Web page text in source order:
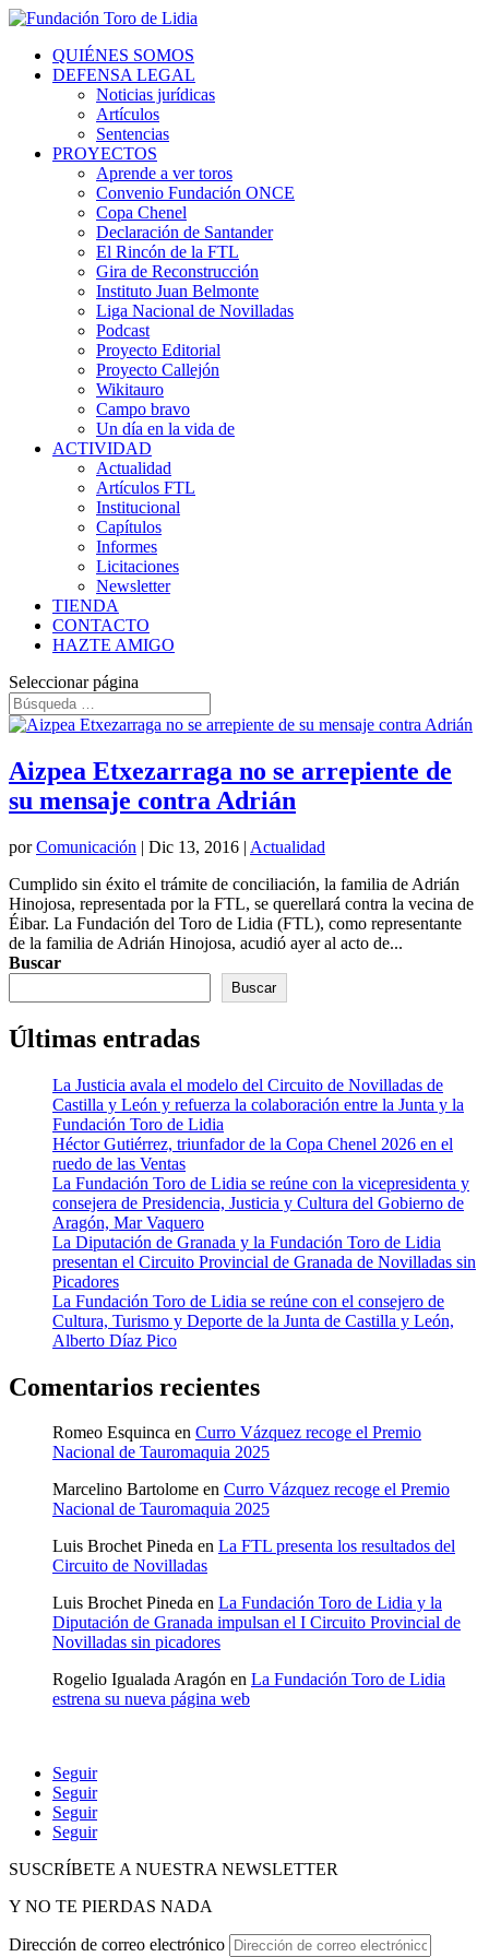
QUIÉNES SOMOS
DEFENSA LEGAL
Noticias jurídicas
Artículos
Sentencias
PROYECTOS
Aprende a ver toros
Convenio Fundación ONCE
Copa Chenel
Declaración de Santander
El Rincón de la FTL
Gira de Reconstrucción
Instituto Juan Belmonte
Liga Nacional de Novilladas
Podcast
Proyecto Editorial
Proyecto Callejón
Wikitauro
Campo bravo
Un día en la vida de
ACTIVIDAD
Actualidad
Artículos FTL
Institucional
Capítulos
Informes
Licitaciones
Newsletter
TIENDA
CONTACTO
HAZTE AMIGO
Seleccionar página
Aizpea Etxezarraga no se arrepiente de
su mensaje contra Adrián
porComunicación | Dic 13, 2016 | Actualidad
Cumplido sin éxito el trámite de conciliación, la familia de Adrián
Hinojosa, representada por la FTL, se querellará contra la vecina de
Éibar. La Fundación del Toro de Lidia (FTL), como representante
de la familia de Adrián Hinojosa, acudió ayer al acto de...
Buscar
Buscar
Últimas entradas
La Justicia avala el modelo del Circuito de Novilladas de
Castilla y León y refuerza la colaboración entre la Junta y la
Fundación Toro de Lidia
Héctor Gutiérrez, triunfador de la Copa Chenel 2026 en el
ruedo de las Ventas
La Fundación Toro de Lidia se reúne con la vicepresidenta y
consejera de Presidencia, Justicia y Cultura del Gobierno de
Aragón, Mar Vaquero
La Diputación de Granada y la Fundación Toro de Lidia
presentan el Circuito Provincial de Granada de Novilladas sin
Picadores
La Fundación Toro de Lidia se reúne con el consejero de
Cultura, Turismo y Deporte de la Junta de Castilla y León,
Alberto Díaz Pico
Comentarios recientes
Romeo Esquinca en Curro Vázquez recoge el Premio
Nacional de Tauromaquia 2025
Marcelino Bartolome en Curro Vázquez recoge el Premio
Nacional de Tauromaquia 2025
Luis Brochet Pineda en La FTL presenta los resultados del
Circuito de Novilladas
Luis Brochet Pineda en La Fundación Toro de Lidia y la
Diputación de Granada impulsan el I Circuito Provincial de
Novilladas sin picadores
Rogelio Igualada Aragón en La Fundación Toro de Lidia
estrena su nueva página web
Seguir
Seguir
Seguir
Seguir
SUSCRÍBETE A NUESTRA NEWSLETTER
Y NO TE PIERDAS NADA
Dirección de correo electrónico